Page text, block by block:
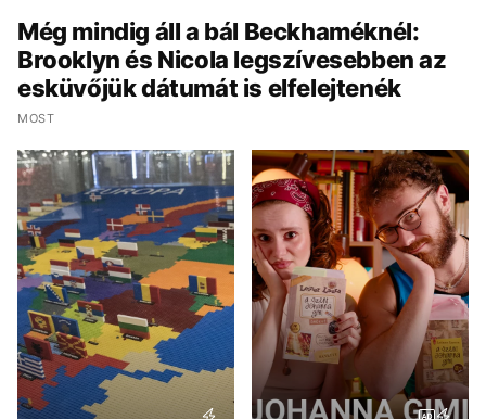
Még mindig áll a bál Beckhaméknél:
Brooklyn és Nicola legszívesebben az
esküvőjük dátumát is elfelejtenék
MOST